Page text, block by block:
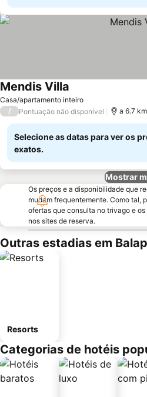
Casa/apartamento inteiro
Mendis Villa
/ Pontuação não disponível a 6.7
Selecione as datas para ver os
exatos.
Mostrar
Os preços e a disponibilidade que
mudam frequentemente. Como tal,
ofertas que consulta no trivago e
nos sites de reserva.
Outras estadias em
Resorts
Categorias de hotéis